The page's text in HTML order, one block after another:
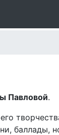
Павловой.
баллады,